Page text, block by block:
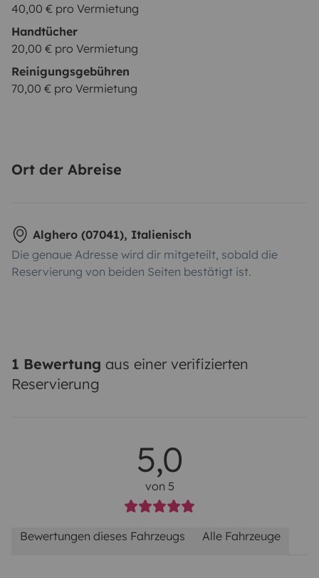
40,00 € pro Vermietung
Handtücher
20,00 € pro Vermietung
Reinigungsgebühren
70,00 € pro Vermietung
Ort der Abreise
Alghero (07041), Italienisch
Die genaue Adresse wird dir mitgeteilt, sobald die
Reservierung von beiden Seiten bestätigt ist.
1 Bewertung aus einer verifizierten
Reservierung
5,0
von 5
Bewertungen dieses Fahrzeugs Alle Fahrzeuge